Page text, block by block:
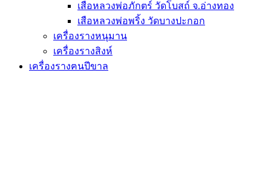
เสือหลวงพ่อภักตร์ วัดโบสถ์ จ.อ่างทอง
เสือหลวงพ่อพริ้ง วัดบางปะกอก
เครื่องรางหนุมาน
เครื่องรางสิงห์
เครื่องรางฅนปีขาล